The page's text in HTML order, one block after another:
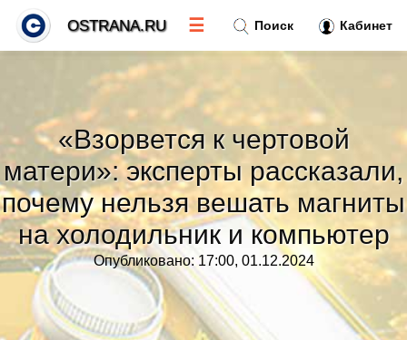
«Взорвется к чертовой
матери»: эксперты рассказали,
почему нельзя вешать магниты
на холодильник и компьютер
Опубликовано: 17:00, 01.12.2024
Поиск Кабинет
OSTRANA.RU ☰
Тренды новостей»
Рубрики»
Правила»
Контакт»